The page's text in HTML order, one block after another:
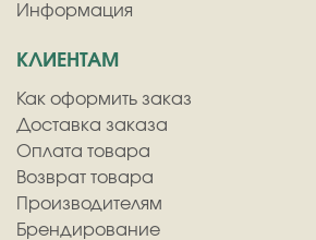
Информация
КЛИЕНТАМ
Как оформить заказ
Доставка заказа
Оплата товара
Возврат товара
Производителям
Брендирование